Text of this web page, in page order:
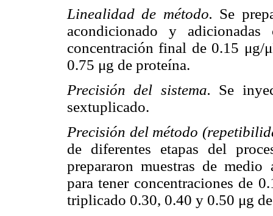
Linealidad de método. Se
acondicionado y
concentración final de 0.15 μg/
0.75 μg de proteína.
Precisión del sistema. Se
sextuplicado.
Precisión del método
de diferentes etapas del
prepararon muestras de medio
para tener concentraciones de
triplicado 0.30, 0.40 y 0.50 μg